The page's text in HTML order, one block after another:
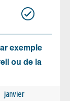
exemple
ou de la
janvier